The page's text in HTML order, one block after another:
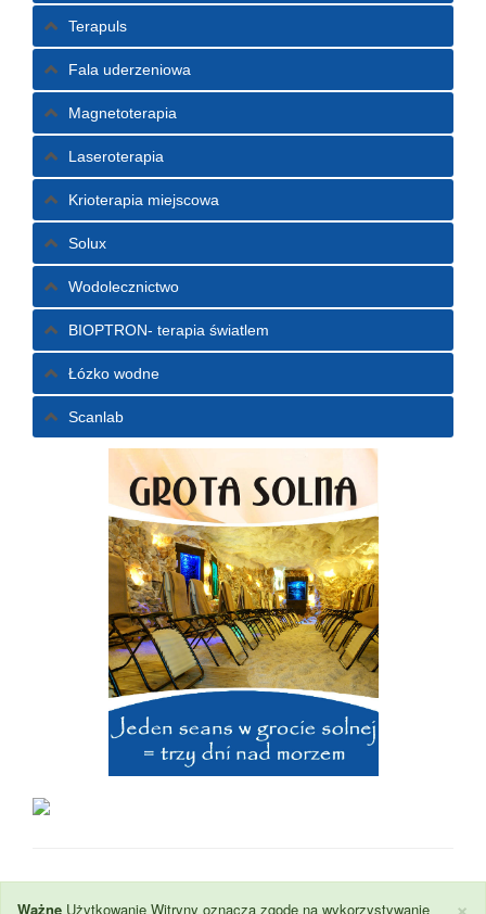
Terapuls
Fala uderzeniowa
Magnetoterapia
Laseroterapia
Krioterapia miejscowa
Solux
Wodolecznictwo
BIOPTRON- terapia światlem
Łózko wodne
Scanlab
×
Ważne Użytkowanie Witryny oznacza zgodę na wykorzystywanie